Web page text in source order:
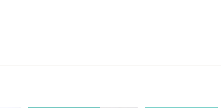
トラブルを避けるため、神経質な方や完璧な商
ュー記載前に必ずコメント欄よりご連絡お願い